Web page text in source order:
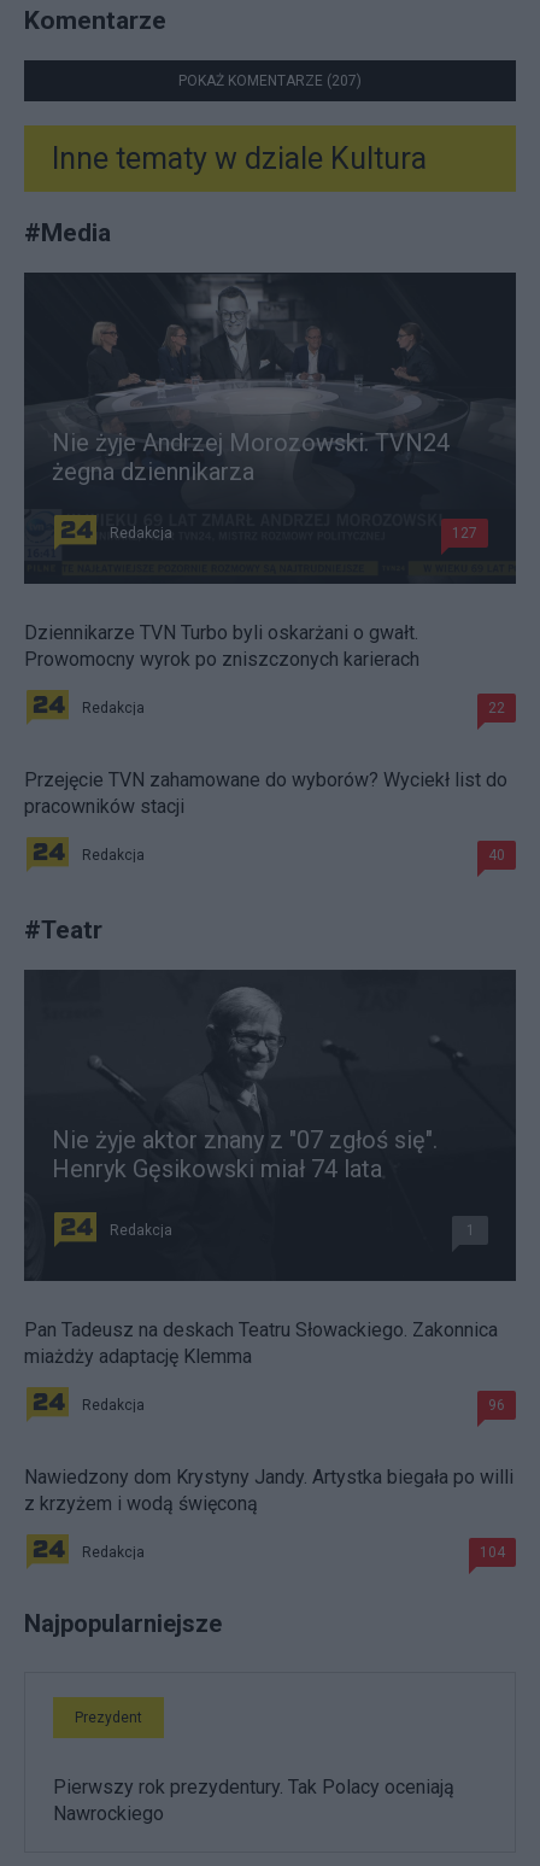
Komentarze
POKAŻ KOMENTARZE (207)
Inne tematy w dziale Kultura
#Media
Nie żyje Andrzej Morozowski. TVN24
żegna dziennikarza
Redakcja 127
Dziennikarze TVN Turbo byli oskarżani o gwałt.
Prowomocny wyrok po zniszczonych karierach
Redakcja 22
Przejęcie TVN zahamowane do wyborów? Wyciekł list do
pracowników stacji
Redakcja 40
#Teatr
Nie żyje aktor znany z "07 zgłoś się".
Henryk Gęsikowski miał 74 lata
Redakcja 1
Pan Tadeusz na deskach Teatru Słowackiego. Zakonnica
miażdży adaptację Klemma
Redakcja 96
Nawiedzony dom Krystyny Jandy. Artystka biegała po willi
z krzyżem i wodą święconą
Redakcja 104
Najpopularniejsze
Prezydent
Pierwszy rok prezydentury. Tak Polacy oceniają
Nawrockiego